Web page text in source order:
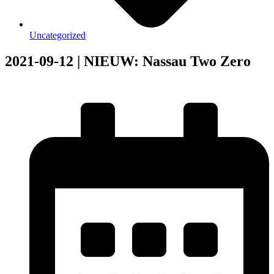
Uncategorized
2021-09-12 | NIEUW: Nassau Two Zero